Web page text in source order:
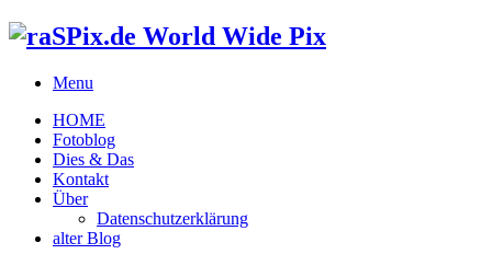
World Wide Pix
Menu
HOME
Fotoblog
Dies & Das
Kontakt
Über
Datenschutzerklärung
alter Blog